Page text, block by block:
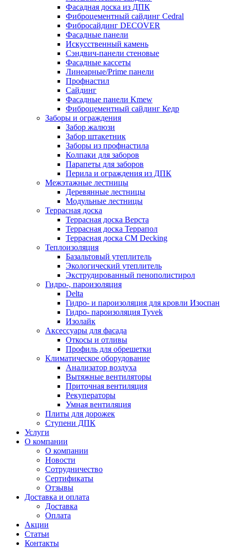
Фасадная доска из ДПК
Фиброцементный сайдинг Cedral
Фибросайдинг DECOVER
Фасадные панели
Искусственный камень
Сэндвич-панели стеновые
Фасадные кассеты
Линеарные/Prime панели
Профнастил
Сайдинг
Фасадные панели Kmew
Фиброцементный сайдинг Кедр
Заборы и ограждения
Забор жалюзи
Забор штакетник
Заборы из профнастила
Колпаки для заборов
Парапеты для заборов
Перила и ограждения из ДПК
Межэтажные лестницы
Деревянные лестницы
Модульные лестницы
Террасная доска
Террасная доска Верста
Террасная доска Террапол
Террасная доска CM Decking
Теплоизоляция
Базальтовый утеплитель
Экологический утеплитель
Экструдированный пенополистирол
Гидро-, пароизоляция
Delta
Гидро- и пароизоляция для кровли Изоспан
Гидро- пароизоляция Tyvek
Изолайк
Аксессуары для фасада
Откосы и отливы
Профиль для обрешетки
Климатическое оборудование
Анализатор воздуха
Вытяжные вентиляторы
Приточная вентиляция
Рекуператоры
Умная вентиляция
Плиты для дорожек
Ступени ДПК
Услуги
О компании
О компании
Новости
Сотрудничество
Сертификаты
Отзывы
Доставка и оплата
Доставка
Оплата
Акции
Статьи
Контакты